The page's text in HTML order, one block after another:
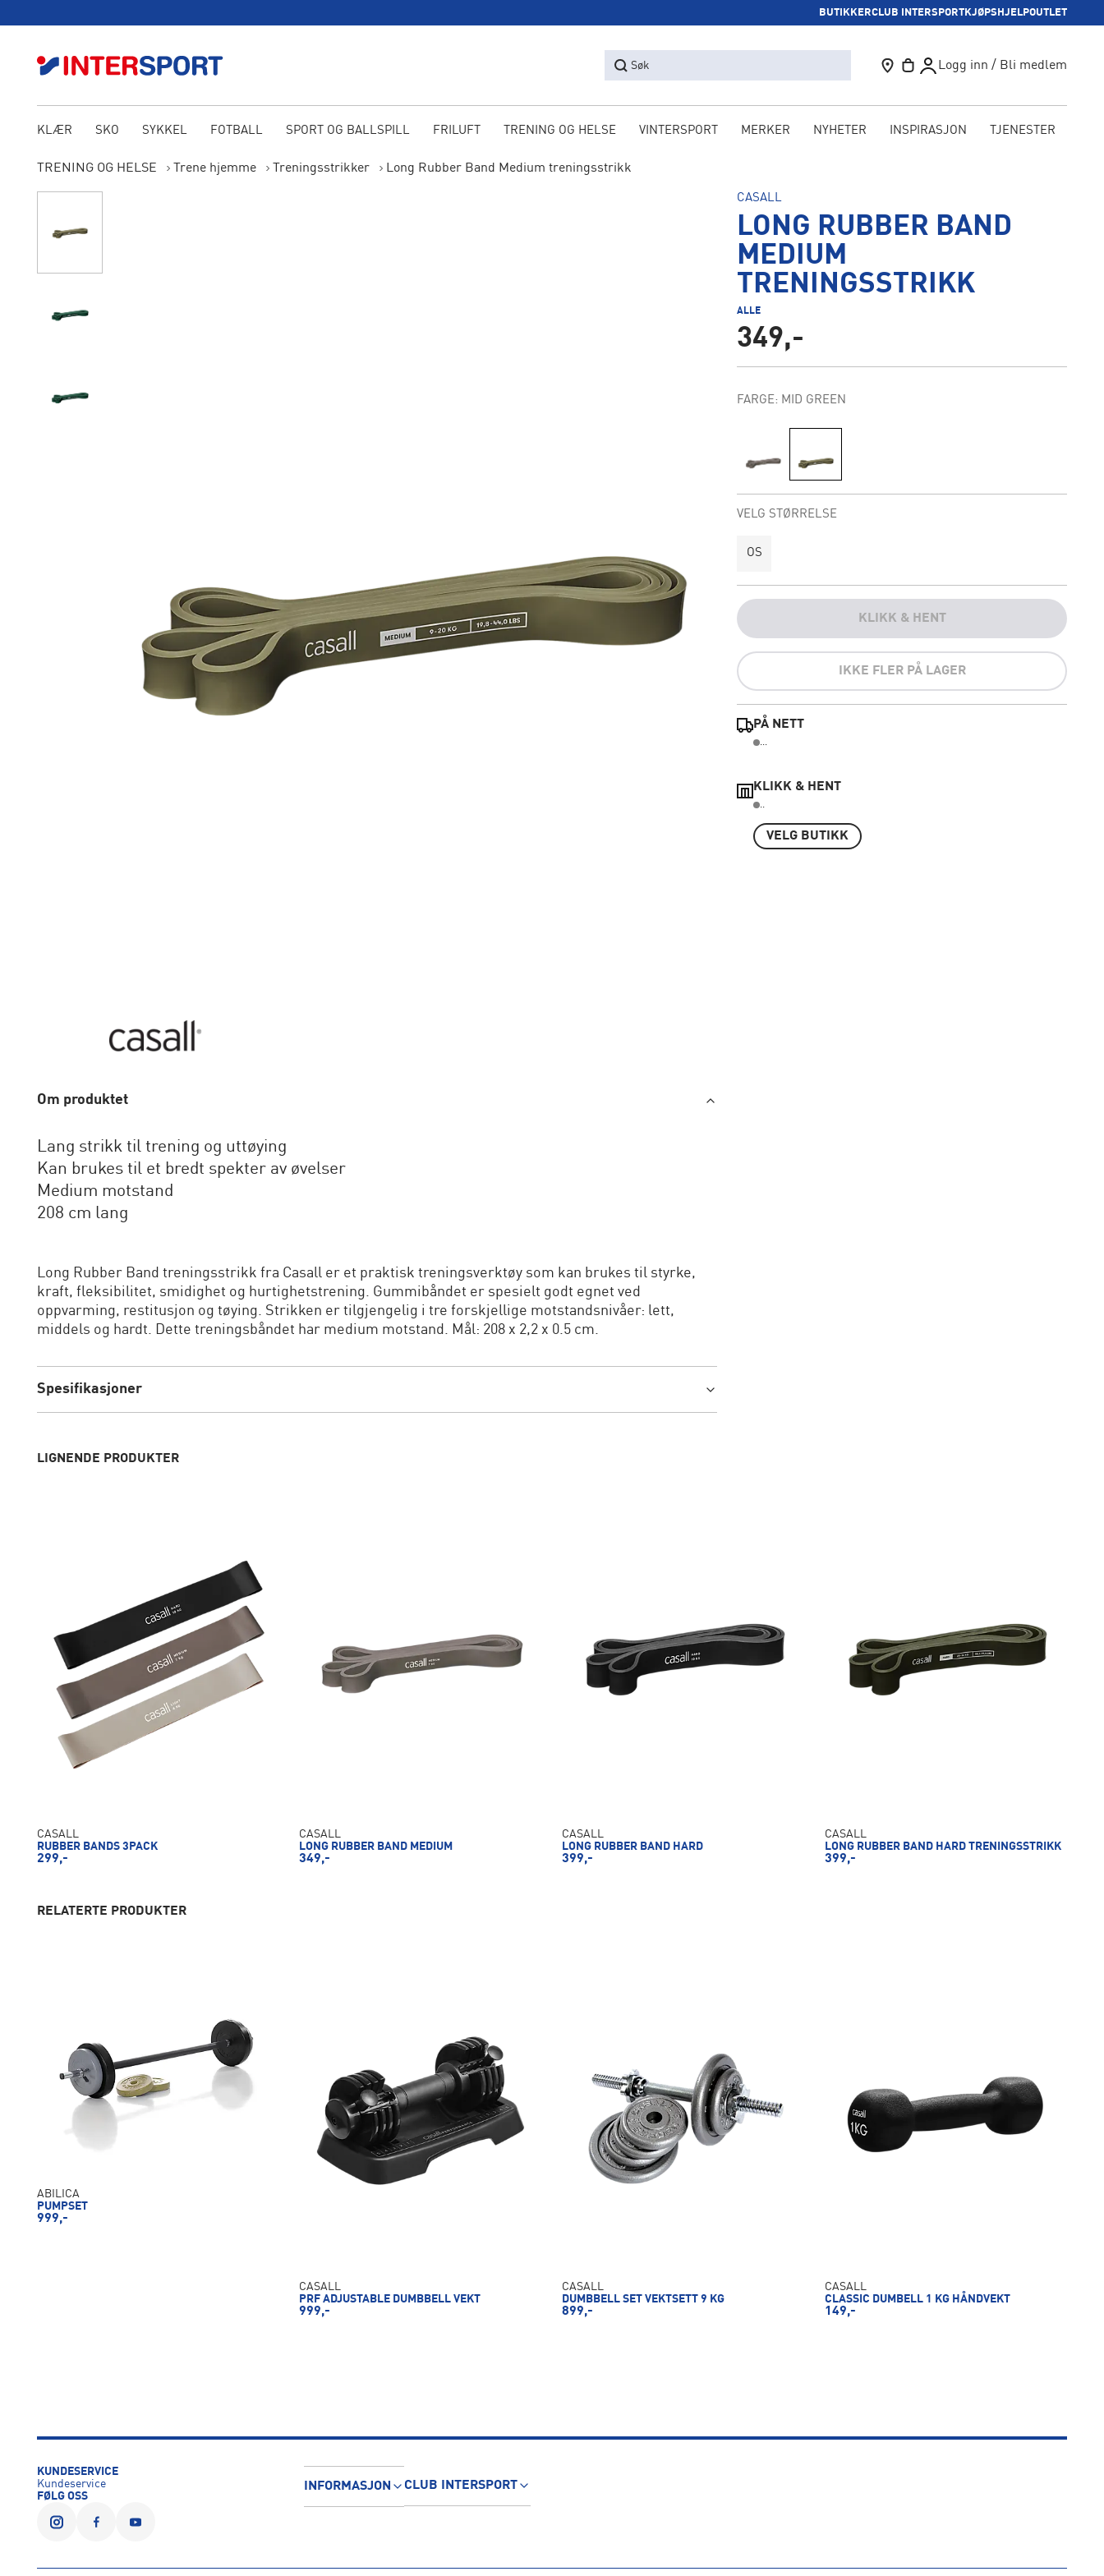
BUTIKKERCLUB INTERSPORTKJØPSHJELPOUTLET
Søk Logg inn / Bli medlem
KLÆR SKO SYKKEL FOTBALL SPORT OG BALLSPILL FRILUFT TRENING OG HELSE VINTERSPORT MERKER NYHETER INSPIRASJON TJENESTER
TRENING OG HELSE Trene hjemme Treningsstrikker Long Rubber Band Medium treningsstrikk
Om produktet
Lang strikk til trening og uttøying
Kan brukes til et bredt spekter av øvelser
Medium motstand
208 cm lang
Long Rubber Band treningsstrikk fra Casall er et praktisk treningsverktøy som kan brukes til styrke,
kraft, fleksibilitet, smidighet og hurtighetstrening. Gummibåndet er spesielt godt egnet ved
oppvarming, restitusjon og tøying. Strikken er tilgjengelig i tre forskjellige motstandsnivåer: lett,
middels og hardt. Dette treningsbåndet har medium motstand. Mål: 208 x 2,2 x 0.5 cm.
Spesifikasjoner
CASALL
LONG RUBBER BAND
MEDIUM
TRENINGSSTRIKK
ALLE
349,-
FARGE: MID GREEN
VELG STØRRELSE
OS
KLIKK & HENT
IKKE FLER PÅ LAGER
PÅ NETT
...
KLIKK & HENT
..
VELG BUTIKK
LIGNENDE PRODUKTER
CASALL
RUBBER BANDS 3PACK
299,-
CASALL
LONG RUBBER BAND MEDIUM
349,-
CASALL
LONG RUBBER BAND HARD
399,-
CASALL
LONG RUBBER BAND HARD TRENINGSSTRIKK
399,-
RELATERTE PRODUKTER
ABILICA
PUMPSET
999,-
CASALL
PRF ADJUSTABLE DUMBBELL VEKT
999,-
CASALL
DUMBBELL SET VEKTSETT 9 KG
899,-
CASALL
CLASSIC DUMBELL 1 KG HÅNDVEKT
149,-
KUNDESERVICE
Kundeservice
FØLG OSS
INFORMASJON CLUB INTERSPORT